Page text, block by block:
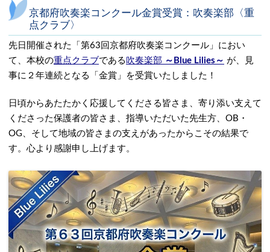
京都府吹奏楽コンクール金賞受賞：吹奏楽部〈重
点クラブ〉
先日開催された「第63回京都府吹奏楽コンクール」におい
て、本校の重点クラブである 吹奏楽部 ～ Blue Lilies～ が、見
事に２年連続となる「金賞」を受賞いたしました！
日頃からあたたかく応援してくださる皆さま、寄り添い支えて
くださった保護者の皆さま、指導いただいた先生方、OB・
OG、そして地域の皆さまの支えがあったからこその結果で
す。心より感謝申し上げます。